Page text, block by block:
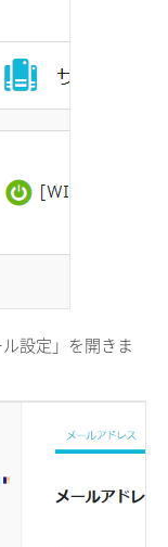
設定」を開きま